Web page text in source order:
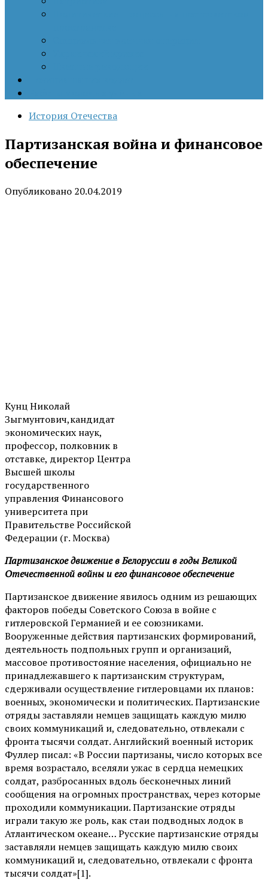
История Отечества
Партизанская война и финансовое
обеспечение
Опубликовано 20.04.2019
Кунц Николай
Зыгмунтович,кандидат
экономических наук,
профессор, полковник в
отставке, директор Центра
Высшей школы
государственного
управления Финансового
университета при
Правительстве Российской
Федерации (г. Москва)
Партизанское движение в Белоруссии в годы Великой
Отечественной войны и его финансовое обеспечение
Партизанское движение явилось одним из решающих
факторов победы Советского Союза в войне с
гитлеровской Германией и ее союзниками.
Вооруженные действия партизанских формирований,
деятельность подпольных групп и организаций,
массовое противостояние населения, официально не
принадлежавшего к партизанским структурам,
сдерживали осуществление гитлеровцами их планов:
военных, экономически и политических. Партизанские
отряды заставляли немцев защищать каждую милю
своих коммуникаций и, следовательно, отвлекали с
фронта тысячи солдат. Английский военный историк
Фуллер писал: «В России партизаны, число которых все
время возрастало, вселяли ужас в сердца немецких
солдат, разбросанных вдоль бесконечных линий
сообщения на огромных пространствах, через которые
проходили коммуникации. Партизанские отряды
играли такую же роль, как стаи подводных лодок в
Атлантическом океане… Русские партизанские отряды
заставляли немцев защищать каждую милю своих
коммуникаций и, следовательно, отвлекали с фронта
тысячи солдат»[1].